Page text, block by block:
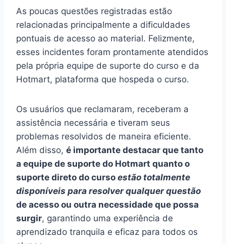
As poucas questões registradas estão
relacionadas principalmente a dificuldades
pontuais de acesso ao material. Felizmente,
esses incidentes foram prontamente atendidos
pela própria equipe de suporte do curso e da
Hotmart, plataforma que hospeda o curso.
Os usuários que reclamaram, receberam a
assistência necessária e tiveram seus
problemas resolvidos de maneira eficiente.
Além disso, é importante destacar que tanto
a equipe de suporte do Hotmart quanto o
suporte direto do curso estão totalmente
disponíveis para resolver qualquer questão
de acesso ou outra necessidade que possa
surgir, garantindo uma experiência de
aprendizado tranquila e eficaz para todos os